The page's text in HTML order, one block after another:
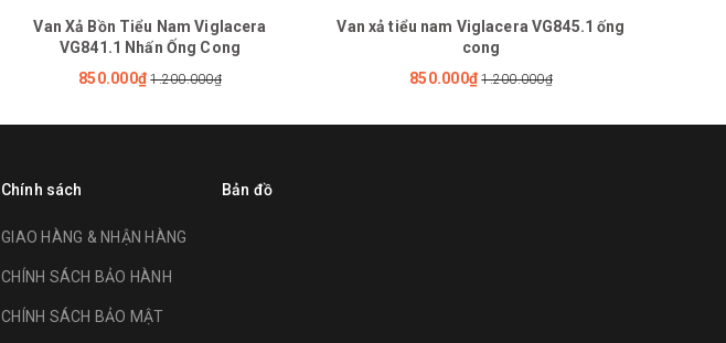
Van Xả Bồn Tiểu Nam Viglacera
VG841.1 Nhấn Ống Cong
850.000₫ 1.200.000₫
Van xả tiểu nam Viglacera VG845.1 ống
cong
850.000₫ 1.200.000₫
Chính sách
GIAO HÀNG & NHẬN HÀNG
CHÍNH SÁCH BẢO HÀNH
CHÍNH SÁCH BẢO MẬT
Bản đồ